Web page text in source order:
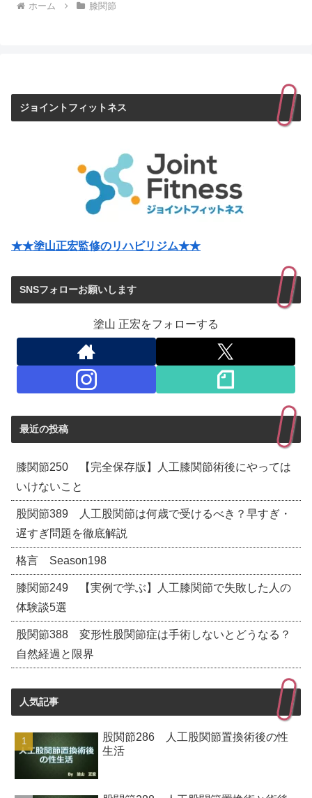
ホーム 膝関節
ジョイントフィットネス
★★塗山正宏監修のリハビリジム★★
SNSフォローお願いします
塗山 正宏をフォローする
最近の投稿
膝関節250 【完全保存版】人工膝関節術後にやっては
いけないこと
股関節389 人工股関節は何歳で受けるべき？早すぎ・
遅すぎ問題を徹底解説
格言 Season198
膝関節249 【実例で学ぶ】人工膝関節で失敗した人の
体験談5選
股関節388 変形性股関節症は手術しないとどうなる？
自然経過と限界
人気記事
股関節286 人工股関節置換術後の性
生活